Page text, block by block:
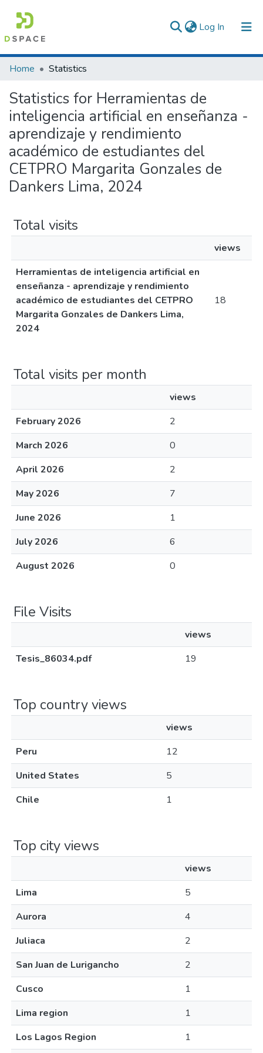
Log In (current)
Communities & Collections
All of DSpace
Home Statistics
Statistics for Herramientas de
inteligencia artificial en enseñanza -
aprendizaje y rendimiento
académico de estudiantes del
CETPRO Margarita Gonzales de
Dankers Lima, 2024
Total visits
views
Herramientas de inteligencia artificial en
enseñanza - aprendizaje y rendimiento
académico de estudiantes del CETPRO
Margarita Gonzales de Dankers Lima,
2024
18
Total visits per month
views
February 2026
2
March 2026
0
April 2026
2
May 2026
7
June 2026
1
July 2026
6
August 2026
0
File Visits
views
Tesis_86034.pdf
19
Top country views
views
Peru
12
United States
5
Chile
1
Top city views
views
Lima
5
Aurora
4
Juliaca
2
San Juan de Lurigancho
2
Cusco
1
Lima region
1
Los Lagos Region
1